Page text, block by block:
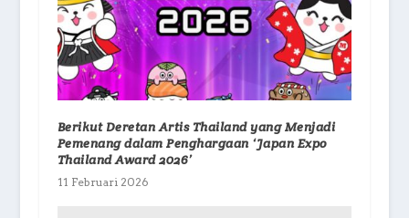
Berikut Deretan Artis Thailand yang Menjadi
Pemenang dalam Penghargaan ‘Japan Expo
Thailand Award 2026’
11 Februari 2026